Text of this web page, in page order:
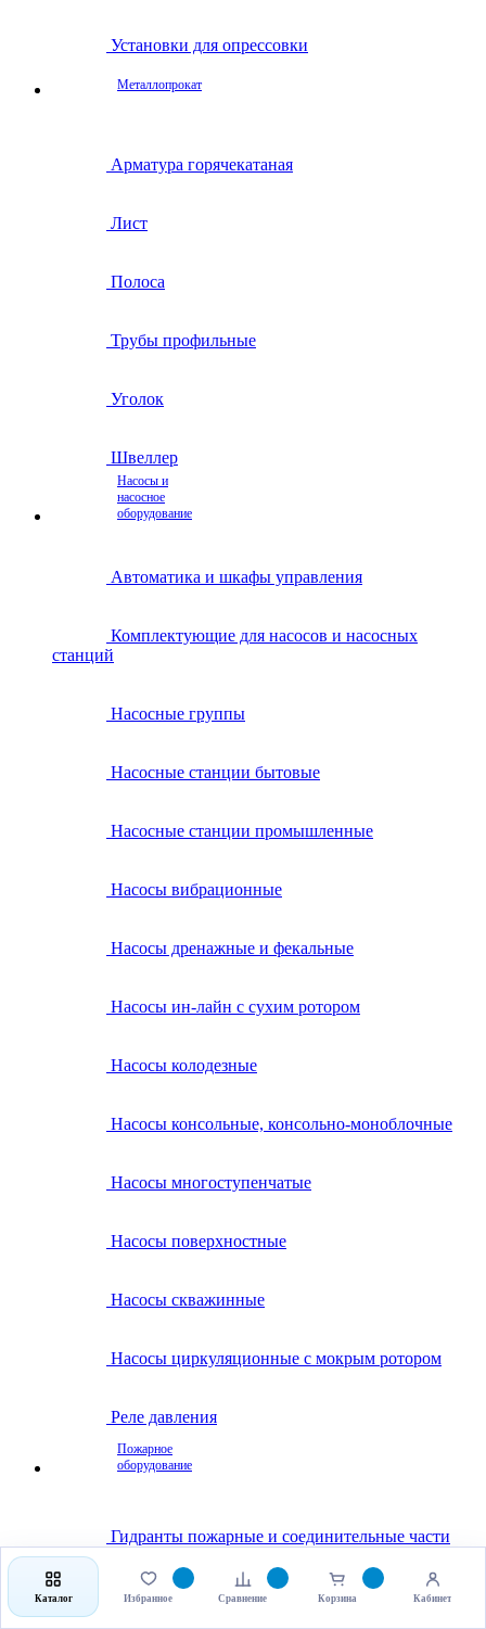
Установки для опрессовки
Металлопрокат
Арматура горячекатаная
Лист
Полоса
Трубы профильные
Уголок
Швеллер
Насосы и
насосное
оборудование
Автоматика и шкафы управления
Комплектующие для насосов и насосных
станций
Насосные группы
Насосные станции бытовые
Насосные станции промышленные
Насосы вибрационные
Насосы дренажные и фекальные
Насосы ин-лайн с сухим ротором
Насосы колодезные
Насосы консольные, консольно-моноблочные
Насосы многоступенчатые
Насосы поверхностные
Насосы скважинные
Насосы циркуляционные с мокрым ротором
Реле давления
Пожарное
оборудование
Гидранты пожарные и соединительные части
Клапаны пожарные
Каталог Избранное Сравнение Корзина Кабинет